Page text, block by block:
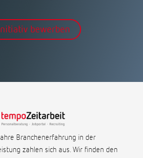
Initiativ bewerben
Branchenerfahrung in der
zahlen sich aus. Wir finden den